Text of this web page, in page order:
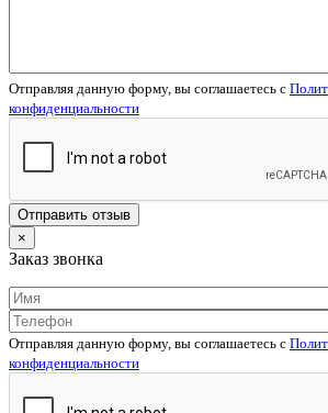
Отправляя данную форму, вы соглашаетесь c
конфиденциальности
×
Заказ звонка
Отправляя данную форму, вы соглашаетесь c
конфиденциальности